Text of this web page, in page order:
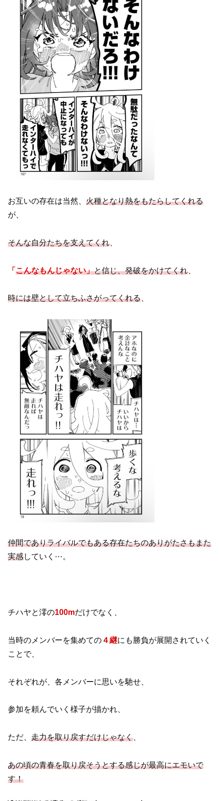
お互いの存在は当然、 火種となり熱をもたらしてくれる
が、
そんな自分たちを支えてくれ
「 こんなもんじゃない」と信じ、発破をかけてくれ
時には壁として立ちふさがってくれる
仲間でありライバルでもある存在たちのありがたさもまた
実感していく⋯。
チハヤと澪の100mだけでなく、
当時のメンバーを集めての４継にも勝負が展開されていく
ことで、
それぞれが、各メンバーに思いを馳せ、
参加を頼んでいく様子が描かれ、
ただ、 走力を取り戻すだけじゃなく
あの頃の青春を取り戻そうとする感じが最高にエモいで
す！